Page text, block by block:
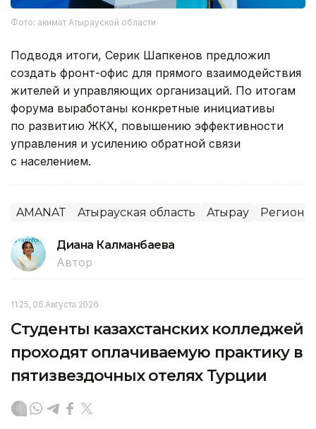
Фото: акимат Атырауской области
Подводя итоги, Серик Шапкенов предложил
создать фронт-офис для прямого взаимодействия
жителей и управляющих организаций. По итогам
форума выработаны конкретные инициативы
по развитию ЖКХ, повышению эффективности
управления и усилению обратной связи
с населением.
AMANAT Атырауская область Атырау Регионы
Диана Калманбаева
Автор
11:25, 06 Августа 2026
Студенты казахстанских колледжей
проходят оплачиваемую практику в
пятизвездочных отелях Турции